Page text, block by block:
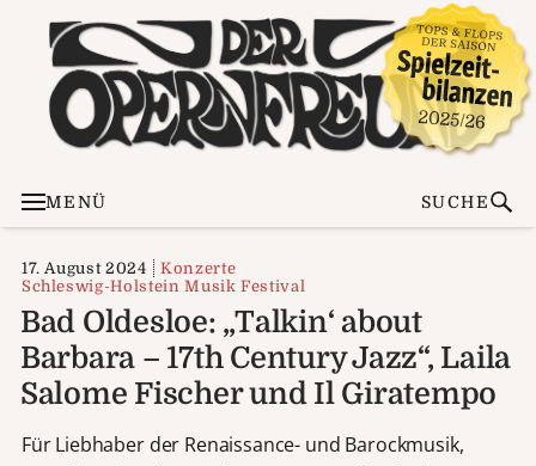
MENÜ SUCHE
17. August 2024
Konzerte
Schleswig-Holstein Musik Festival
Bad Oldesloe: „Talkin‘ about
Barbara – 17th Century Jazz“, Laila
Salome Fischer und Il Giratempo
Für Liebhaber der Renaissance- und Barockmusik,